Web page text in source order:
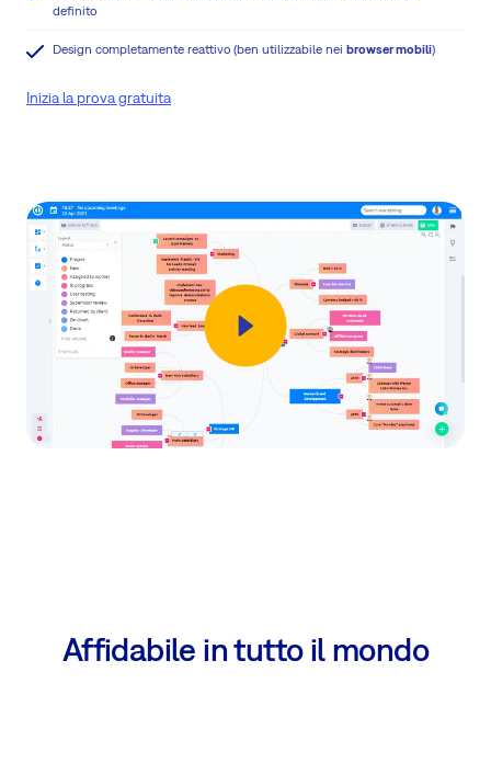
definito
Design completamente reattivo (ben utilizzabile nei browser mobili)
Inizia la prova gratuita
Affidabile in tutto il mondo